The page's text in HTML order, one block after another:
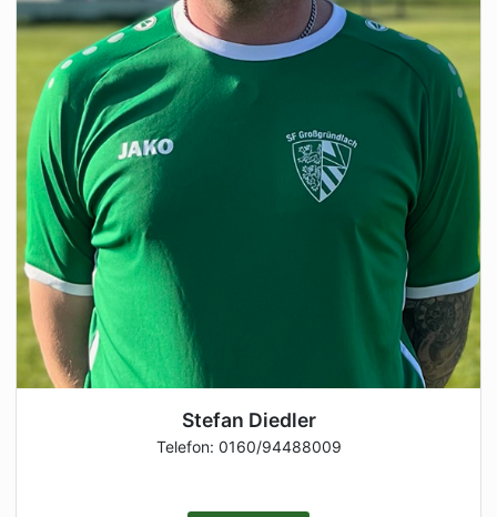
Stefan Diedler
Telefon: 0160/94488009